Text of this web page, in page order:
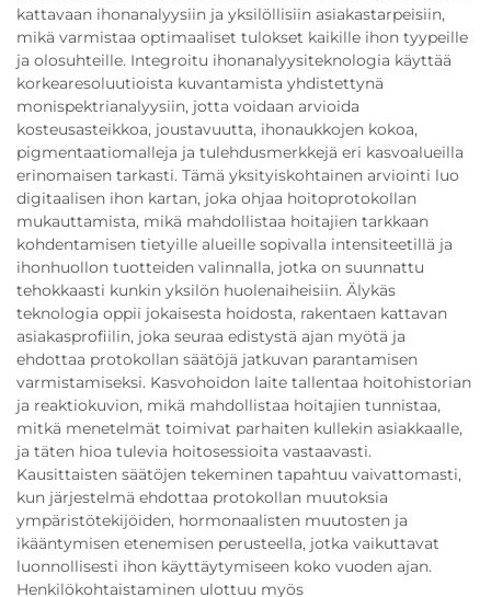
kattavaan ihonanalyysiin ja yksilöllisiin asiakastarpeisiin,
mikä varmistaa optimaaliset tulokset kaikille ihon tyypeille
ja olosuhteille. Integroitu ihonanalyysiteknologia käyttää
korkearesoluutioista kuvantamista yhdistettynä
monispektrianalyysiin, jotta voidaan arvioida
kosteusasteikkoa, joustavuutta, ihonaukkojen kokoa,
pigmentaatiomalleja ja tulehdusmerkkejä eri kasvoalueilla
erinomaisen tarkasti. Tämä yksityiskohtainen arviointi luo
digitaalisen ihon kartan, joka ohjaa hoitoprotokollan
mukauttamista, mikä mahdollistaa hoitajien tarkkaan
kohdentamisen tietyille alueille sopivalla intensiteetillä ja
ihonhuollon tuotteiden valinnalla, jotka on suunnattu
tehokkaasti kunkin yksilön huolenaiheisiin. Älykäs
teknologia oppii jokaisesta hoidosta, rakentaen kattavan
asiakasprofiilin, joka seuraa edistystä ajan myötä ja
ehdottaa protokollan säätöjä jatkuvan parantamisen
varmistamiseksi. Kasvohoidon laite tallentaa hoitohistorian
ja reaktiokuvion, mikä mahdollistaa hoitajien tunnistaa,
mitkä menetelmät toimivat parhaiten kullekin asiakkaalle,
ja täten hioa tulevia hoitosessioita vastaavasti.
Kausittaisten säätöjen tekeminen tapahtuu vaivattomasti,
kun järjestelmä ehdottaa protokollan muutoksia
ympäristötekijöiden, hormonaalisten muutosten ja
ikääntymisen etenemisen perusteella, jotka vaikuttavat
luonnollisesti ihon käyttäytymiseen koko vuoden ajan.
Henkilökohtaistaminen ulottuu myös